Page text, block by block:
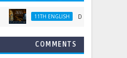
11TH ENGLISH Discovering Tut: The
COMMENTS